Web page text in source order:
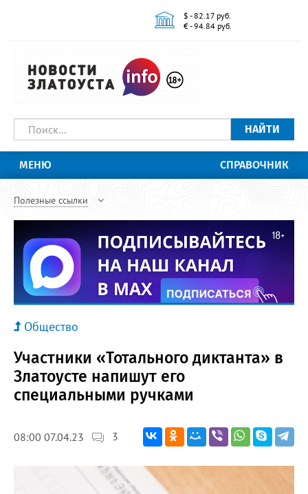
$ - 82.17 руб.
€ - 94.84 руб.
НАЙТИ
МЕНЮ СПРАВОЧНИК
Полезные ссылки
Общество
Участники «Тотального диктанта» в
Златоусте напишут его
специальными ручками
08:00 07.04.23 3